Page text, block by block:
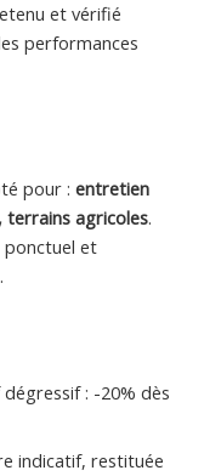
et vérifié
performances
pour : entretien
terrains agricoles.
ponctuel et
: -20% dès
indicatif, restituée